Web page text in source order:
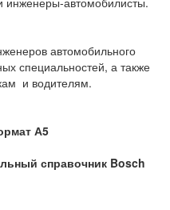
автомобильного
специальностей, а также
и водителям.
А5
справочник Bosch